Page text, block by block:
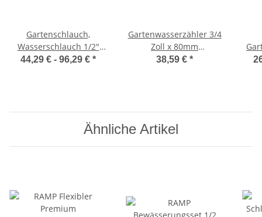
Gartenschlauch,
Wasserschlauch 1/2"
3/4" 1" in 25m, 30m,
44,29 € - 96,29 € *
Gartenwasserzähler 3/4
Zoll x 80mm
Zapfhahnzähler
38,59 € *
Ähnliche Artikel